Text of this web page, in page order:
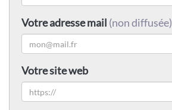
Votre adresse mail (non diffusée)
Votre site web